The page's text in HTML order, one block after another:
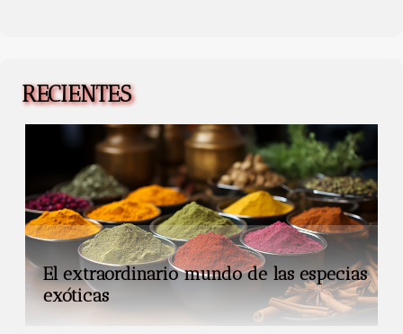
RECIENTES
El extraordinario mundo de las especias
exóticas